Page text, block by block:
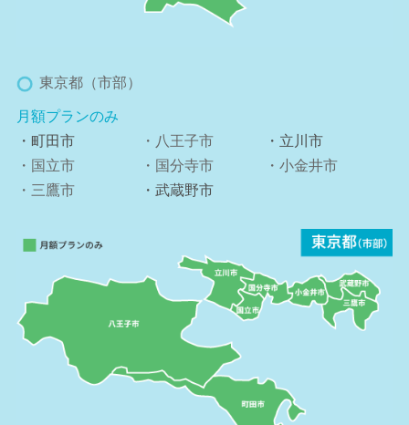
東京都（市部）
月額プランのみ
・町田市
・八王子市
・立川市
・国立市
・国分寺市
・小金井市
・三鷹市
・武蔵野市